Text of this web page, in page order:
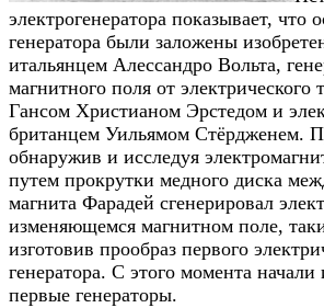
электрогенератора показывает, что
генератора были заложены
итальянцем Алессандро Вольта,
магнитного поля от электрического
Гансом Христианом Эрстедом и
британцем Уильямом Стёрдженем.
обнаружив и исследуя
путем прокрутки медного диска
магнита Фарадей сгенерировал
изменяющемся магнитном поле,
изготовив прообраз первого
генератора. С этого момента начали
первые генераторы.